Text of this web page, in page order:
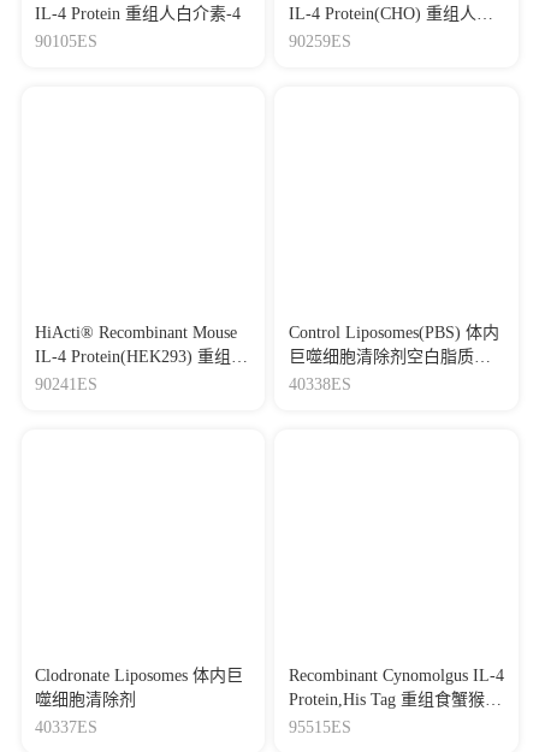
IL-4 Protein 重组人白介素-4
90105ES
IL-4 Protein(CHO) 重组人白
介素-4
90259ES
HiActi® Recombinant Mouse
IL-4 Protein(HEK293) 重组小
鼠白介素-4
90241ES
Control Liposomes(PBS) 体内
巨噬细胞清除剂空白脂质体
对照
40338ES
Clodronate Liposomes 体内巨
噬细胞清除剂
40337ES
Recombinant Cynomolgus IL-4
Protein,His Tag 重组食蟹猴白
介素-4
95515ES